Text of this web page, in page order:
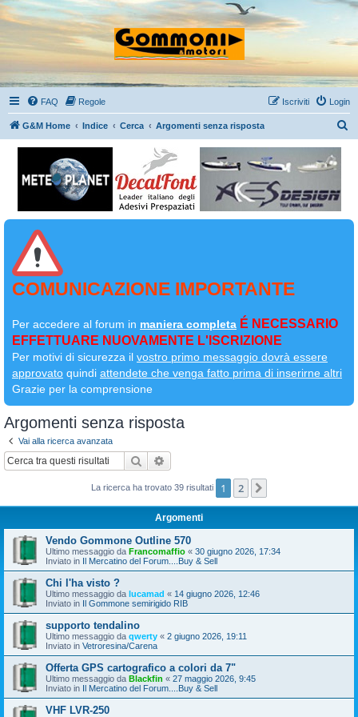
FAQ Regole Login
Iscriviti
G&M Home Indice Cerca Argomenti senza risposta
COMUNICAZIONE IMPORTANTE
Per accedere al forum in maniera completa É NECESSARIO
EFFETTUARE NUOVAMENTE L'ISCRIZIONE
Per motivi di sicurezza il vostro primo messaggio dovrà essere
approvato quindi attendete che venga fatto prima di inserirne altri
Grazie per la comprensione
Argomenti senza risposta
Vai alla ricerca avanzata
Cerca
La ricerca ha trovato 39 risultati 1 2
Argomenti
Vendo Gommone Outline 570
Ultimo messaggio da Francomaffio « 30 giugno 2026, 17:34
Inviato in Il Mercatino del Forum....Buy & Sell
Chi l'ha visto ?
Ultimo messaggio da lucamad « 14 giugno 2026, 12:46
Inviato in Il Gommone semirigido RIB
supporto tendalino
Ultimo messaggio da qwerty « 2 giugno 2026, 19:11
Inviato in Vetroresina/Carena
Offerta GPS cartografico a colori da 7"
Ultimo messaggio da Blackfin « 27 maggio 2026, 9:45
Inviato in Il Mercatino del Forum....Buy & Sell
VHF LVR-250